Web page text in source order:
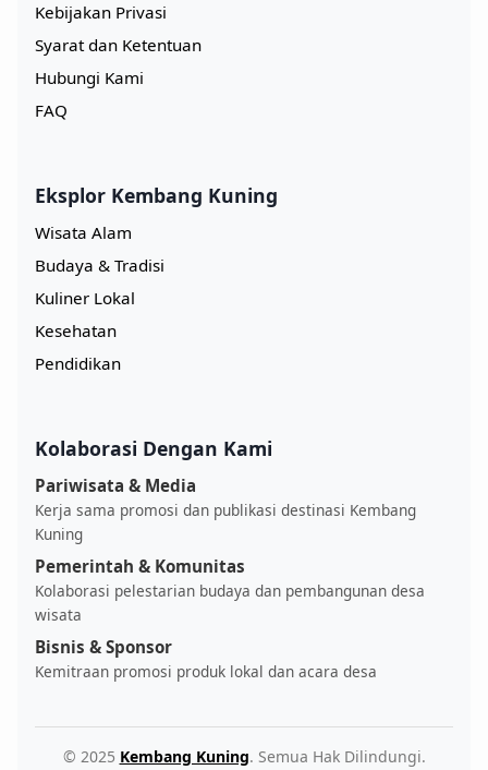
Kebijakan Privasi
Syarat dan Ketentuan
Hubungi Kami
FAQ
Eksplor Kembang Kuning
Wisata Alam
Budaya & Tradisi
Kuliner Lokal
Kesehatan
Pendidikan
Kolaborasi Dengan Kami
Pariwisata & Media
Kerja sama promosi dan publikasi destinasi Kembang
Kuning
Pemerintah & Komunitas
Kolaborasi pelestarian budaya dan pembangunan desa
wisata
Bisnis & Sponsor
Kemitraan promosi produk lokal dan acara desa
© 2025 Kembang Kuning. Semua Hak Dilindungi.